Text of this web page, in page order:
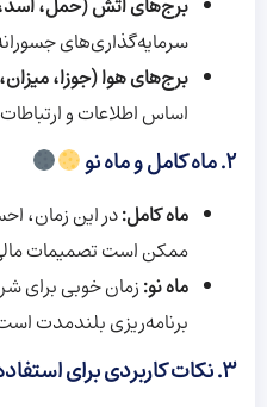
برج‌های آتش (حمل،
سرمایه‌گذاری‌های
برج‌های هوا (جوزا،
اساس اطلاعات و
۲. ماه کامل و ماه نو
ماه کامل:در این زمان،
ممکن است تصمیمات
ماه نو:زمان خوبی برای
برنامه‌ریزی بلندمدت
۳. نکات کاربردی برای استفاده از ترانزیت ماه